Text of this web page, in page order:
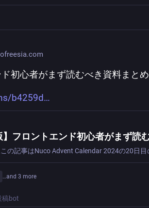
ド初心者がまず読むべき資料まとめ
b4259d
…and 3 more
稿bot